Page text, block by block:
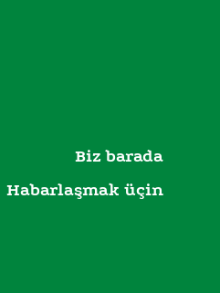
Biz barada
Habarlaşmak üçin